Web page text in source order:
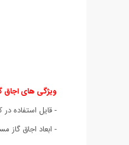
ویژگی های اجاق
- قایل استفاده
- ابعاد اجاق گاز مسافرتی : 10